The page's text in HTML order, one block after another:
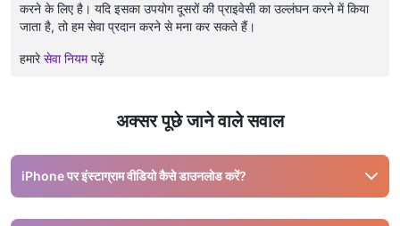
करने के लिए है। यदि इसका उपयोग दूसरों की प्राइवेसी का उल्लंघन करने में किया
जाता है, तो हम सेवा प्रदान करने से मना कर सकते हैं।
हमारेसेवा नियमपढ़ें
अक्सर पूछे जाने वाले सवाल
iPhone पर इंस्टाग्राम वीडियो कैसे डाउनलोड करें?
Safari में snapinsta.ai खोलें, लिंक पेस्ट करें और 'डाउनलोड' दबाएं।